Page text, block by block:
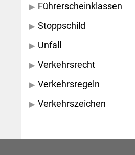
Führerscheinklassen
Stoppschild
Unfall
Verkehrsrecht
Verkehrsregeln
Verkehrszeichen